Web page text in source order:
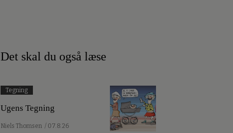
Det skal du også læse
Tegning
Ugens Tegning
Niels Thomsen / 07.8.26